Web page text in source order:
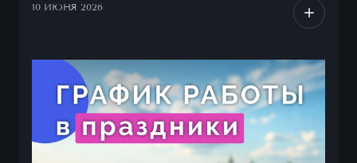
10 ИЮНЯ 2026